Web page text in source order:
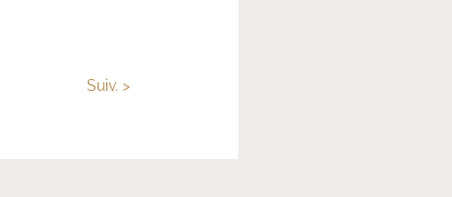
Suiv. >